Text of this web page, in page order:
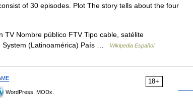
of 30 episodes. Plot The story tells about the four
Nombre público FTV Tipo cable, satélite
System (Latinoamérica) País …
Wikipedia Español
18+
WordPress, MODx.